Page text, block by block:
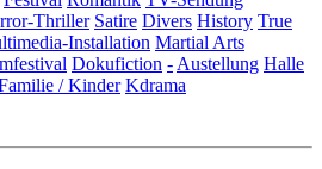
Thriller Satire Divers History True
Installation Martial Arts
Dokufiction - Austellung Halle
/ Kinder Kdrama